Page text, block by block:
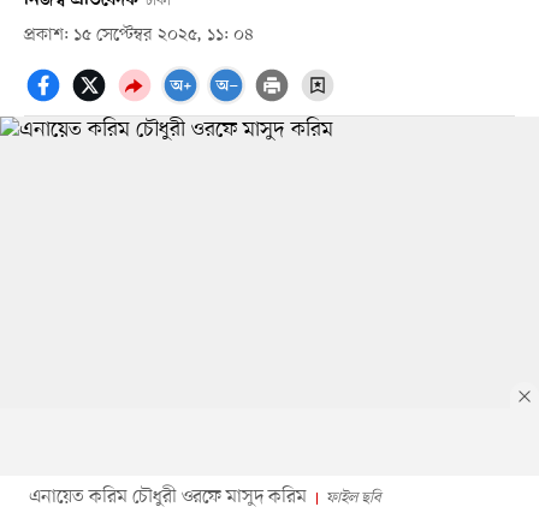
প্রকাশ: ১৫ সেপ্টেম্বর ২০২৫, ১১: ০৪
এনায়েত করিম চৌধুরী ওরফে মাসুদ করিম ফাইল ছবি